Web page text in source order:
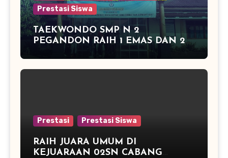
Prestasi Siswa
TAEKWONDO SMP N 2
PEGANDON RAIH 1 EMAS DAN 2
PERAK DI KAPOLRES CUP
KENDAL 2016
Prestasi Prestasi Siswa
RAIH JUARA UMUM DI
KEJUARAAN 02SN CABANG